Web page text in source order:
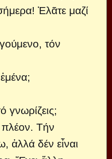
Ἐλᾶτε μαζί
τόν
γνωρίζεις;
Τήν
ἀλλά δέν εἶναι